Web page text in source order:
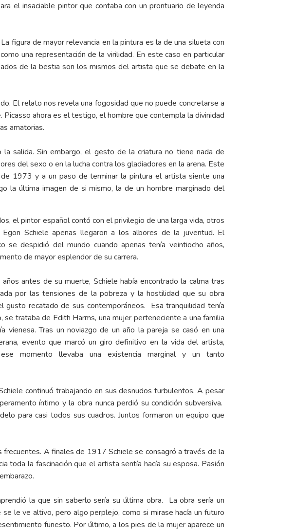
el insaciable pintor que contaba con un prontuario de leyenda
figura de mayor relevancia en la pintura es la de una silueta con
una representación de la virilidad. En este caso en particular
de la bestia son los mismos del artista que se debate en la
El relato nos revela una fogosidad que no puede concretarse a
ahora es el testigo, el hombre que contempla la divinidad
amatorias.
salida. Sin embargo, el gesto de la criatura no tiene nada de
del sexo o en la lucha contra los gladiadores en la arena. Este
1973 y a un paso de terminar la pintura el artista siente una
la última imagen de si mismo, la de un hombre marginado del
el pintor español contó con el privilegio de una larga vida, otros
Schiele apenas llegaron a los albores de la juventud. El
se despidió del mundo cuando apenas tenía veintiocho años,
de mayor esplendor de su carrera.
antes de su muerte, Schiele había encontrado la calma tras
por las tensiones de la pobreza y la hostilidad que su obra
gusto recatado de sus contemporáneos. Esa tranquilidad tenía
se trataba de Edith Harms, una mujer perteneciente a una familia
vienesa. Tras un noviazgo de un año la pareja se casó en una
evento que marcó un giro definitivo en la vida del artista,
momento llevaba una existencia marginal y un tanto
continuó trabajando en sus desnudos turbulentos. A pesar
íntimo y la obra nunca perdió su condición subversiva.
para casi todos sus cuadros. Juntos formaron un equipo que
frecuentes. A finales de 1917 Schiele se consagró a través de la
toda la fascinación que el artista sentía hacía su esposa. Pasión
la que sin saberlo sería su última obra. La obra sería un
le ve altivo, pero algo perplejo, como si mirase hacía un futuro
funesto. Por último, a los pies de la mujer aparece un